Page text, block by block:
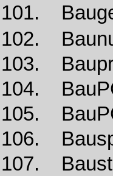
101.
102.
103.
104.
105.
106.
107.